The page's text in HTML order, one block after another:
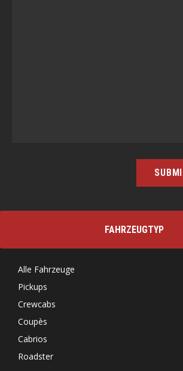
FAHRZEUGTYP
Alle Fahrzeuge
Pickups
Crewcabs
Coupès
Cabrios
Roadster